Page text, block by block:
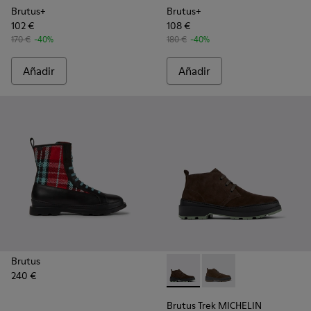
Brutus+
102 €
170 € -40%
Añadir
Brutus+
108 €
180 € -40%
Añadir
Brutus
240 €
Brutus Trek MICHELIN -
Brutus Trek
Brutus Trek MICHELIN